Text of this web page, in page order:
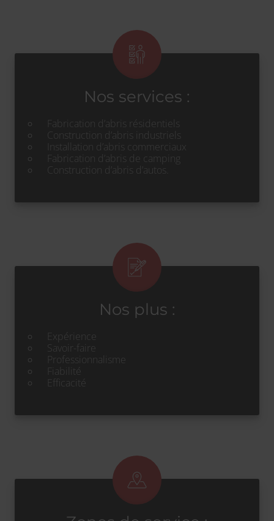
Nos services :
Fabrication d’abris résidentiels
Construction d’abris industriels
Installation d’abris commerciaux
Fabrication d’abris de camping
Construction d’abris d’autos.
Nos plus :
Expérience
Savoir-faire
Professionnalisme
Fiabilité
Efficacité